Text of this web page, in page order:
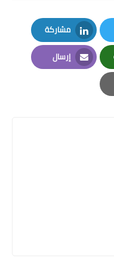
مشاركة
LinkedIn
إرسال
Email